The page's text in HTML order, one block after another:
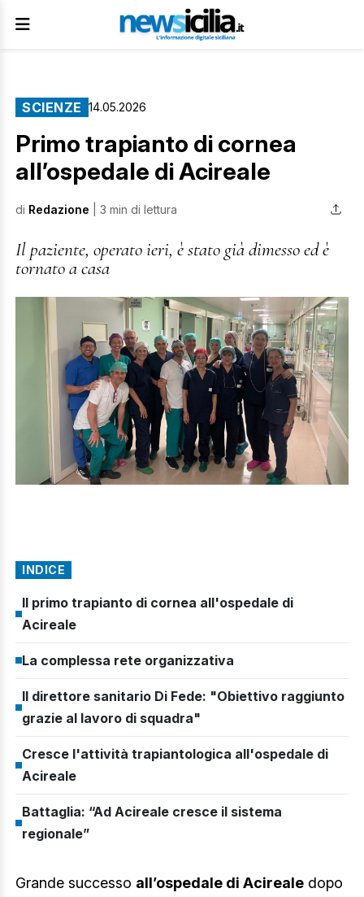
SCIENZE 14.05.2026
Primo trapianto di cornea
all’ospedale di Acireale
di Redazione | 3 min di lettura
Il paziente, operato ieri, è stato già dimesso ed è
tornato a casa
INDICE
Il primo trapianto di cornea all'ospedale di
Acireale
La complessa rete organizzativa
Il direttore sanitario Di Fede: "Obiettivo raggiunto
grazie al lavoro di squadra"
Cresce l'attività trapiantologica all'ospedale di
Acireale
Battaglia: “Ad Acireale cresce il sistema
regionale”
Grande successo all’ospedale di Acireale dopo